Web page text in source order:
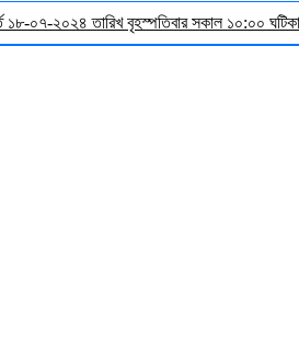
১৮-০৭-২০২৪ তারিখ বৃহস্পতিবার সকাল ১০:০০